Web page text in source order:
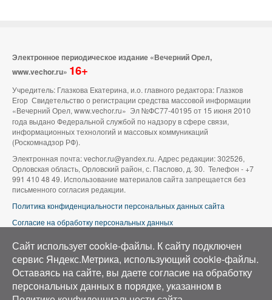
Электронное периодическое издание «Вечерний Орел,
www.vechor.ru» 16+
Учредитель: Глазкова Екатерина, и.о. главного редактора: Глазков
Егор Свидетельство о регистрации средства массовой информации
«Вечерний Орел, www.vechor.ru» Эл №ФС77-40195 от 15 июня 2010
года выдано Федеральной службой по надзору в сфере связи,
информационных технологий и массовых коммуникаций
(Роскомнадзор РФ).
Электронная почта: vechor.ru@yandex.ru. Адрес редакции: 302526,
Орловская область, Орловский район, с. Паслово, д. 30. Телефон - +7
991 410 48 49. Использование материалов сайта запрещается без
письменного согласия редакции.
Политика конфиденциальности персональных данных сайта
Согласие на обработку персональных данных
Аэросъемка в Орле»
Сайт использует cookie-файлы. К cайту подключен
сервис Яндекс.Метрика, использующий cookie-файлы.
Оставаясь на сайте, вы даете согласие на обработку
персональных данных в порядке, указанном в